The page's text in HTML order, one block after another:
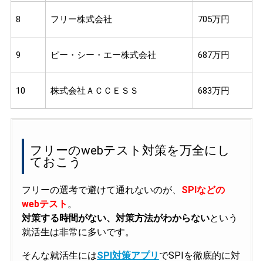
8 フリー株式会社 705万円
9 ピー・シー・エー株式会社 687万円
10 株式会社ＡＣＣＥＳＳ 683万円
フリーのwebテスト対策を万全にし
ておこう
フリーの選考で避けて通れないのが、 SPIなどの
webテスト 。
対策する時間がない、対策方法がわからないという
就活生は非常に多いです。
そんな就活生にはSPI対策アプリ でSPIを徹底的に対